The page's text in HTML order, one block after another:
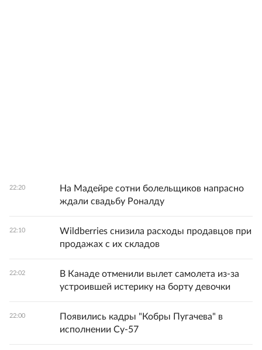
22:20
На Мадейре сотни болельщиков напрасно
ждали свадьбу Роналду
22:10
Wildberries снизила расходы продавцов при
продажах с их складов
22:02
В Канаде отменили вылет самолета из-за
устроившей истерику на борту девочки
22:00
Появились кадры "Кобры Пугачева" в
исполнении Су-57